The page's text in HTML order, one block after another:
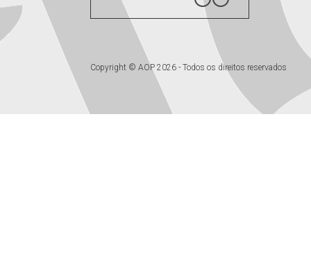
Copyright © AOP 2026 - Todos os direitos reservados